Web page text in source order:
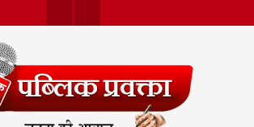
Ter
Boo
K